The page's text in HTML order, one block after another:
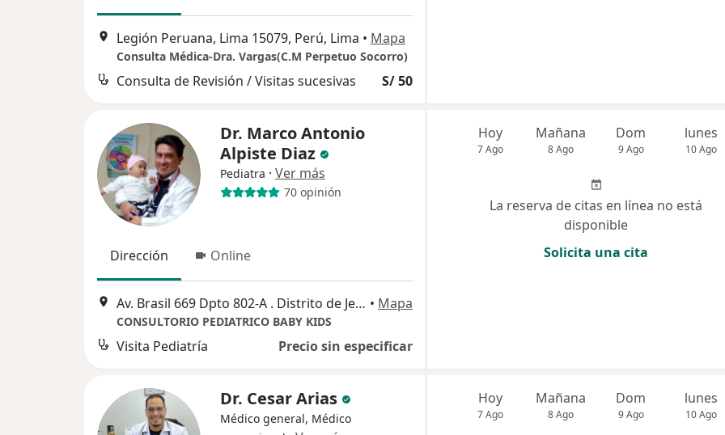
Legión Peruana, Lima 15079, Perú, Lima • Mapa
Consulta Médica-Dra. Vargas(C.M Perpetuo Socorro)
Consulta de Revisión / Visitas sucesivas S/ 50
Dr. Marco Antonio
Alpiste Diaz
Pediatra · Ver más
70 opinión
Dirección Online
Av. Brasil 669 Dpto 802-A . Distrito de Jesus María, Jesús María • Mapa
CONSULTORIO PEDIATRICO BABY KIDS
Visita Pediatría Precio sin especificar
Hoy
7 Ago
Mañana
8 Ago
Dom
9 Ago
lunes
10 Ago
La reserva de citas en línea no está
disponible
Solicita una cita
Dr. Cesar Arias
Médico general, Médico
Hoy
7 Ago
Mañana
8 Ago
Dom
9 Ago
lunes
10 Ago